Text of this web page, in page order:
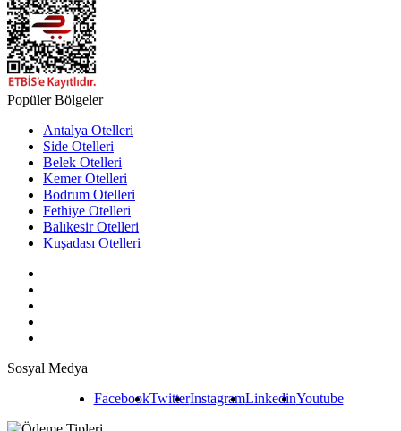
Popüler Bölgeler
Antalya Otelleri
Side Otelleri
Belek Otelleri
Kemer Otelleri
Bodrum Otelleri
Fethiye Otelleri
Balıkesir Otelleri
Kuşadası Otelleri
Sosyal Medya
FacebookTwitterInstagramLinkedinYoutube